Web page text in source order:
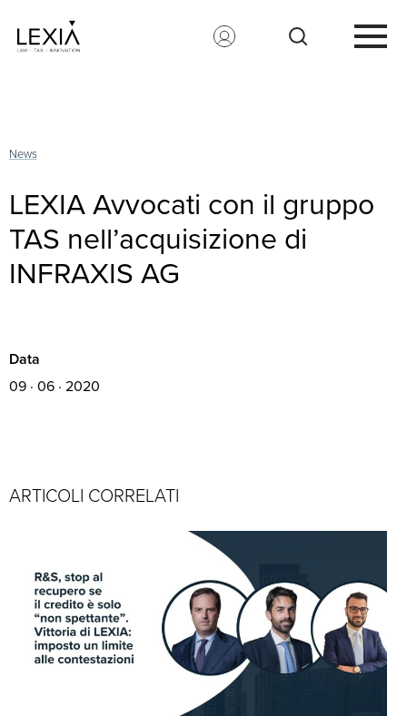
News
LEXIA Avvocati con il gruppo
TAS nell’acquisizione di
INFRAXIS AG
Data
09 · 06 · 2020
ARTICOLI CORRELATI